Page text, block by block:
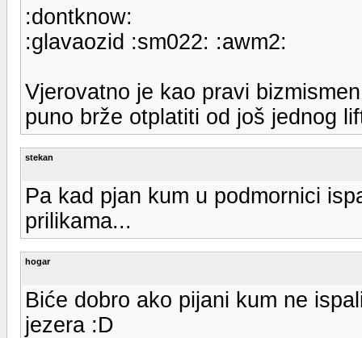
:dontknow:
:glavaozid :sm022: :awm2:
Vjerovatno je kao pravi
puno brže otplatiti od još jednog
stekan
Pa kad pjan kum u podmornici
prilikama...
hogar
Biće dobro ako pijani kum ne
jezera :D